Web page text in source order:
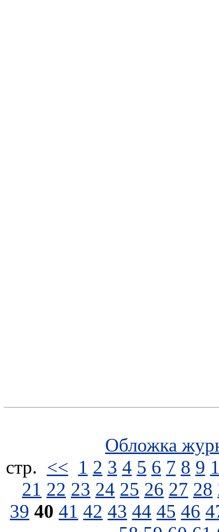
Обложка
стp. << 1 2 3 4 5 6 7 8 9
21 22 23 24 25 26 27 28
39 40 41 42 43 44 45 46